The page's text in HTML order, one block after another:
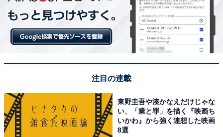
のでゲームの世界への没入感が凄まじいです
新しく搭載された「チャンネル・レベル・モニタリ
ーカーからどれくらい音が出ているかが視覚的にわ
かるので、サラウンドの調整がとてもやりやすくな
りました
注目の連載
東野圭吾や湊かなえだけじゃな
い、「業と罪」を描く『映画ち
いかわ』から強く連想した映画
8選